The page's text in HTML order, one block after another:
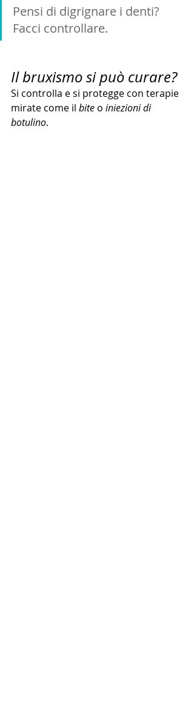
Pensi di digrignare i denti?
Facci controllare.
Il bruxismo si può curare?
Si controlla e si protegge con terapie
mirate come il bite o iniezioni di
botulino.